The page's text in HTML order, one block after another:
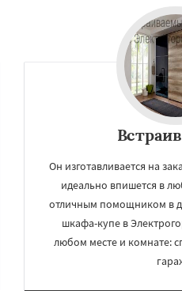
Он изготавливается на
идеально впишется в
отличным помощником в
шкафа-купе в
любом месте и комнате: